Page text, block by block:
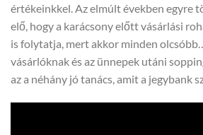
értékeinkkel. Az elmúlt években egyre
elő, hogy a karácsony előtt vásárlási
is folytatja, mert akkor minden
vásárlóknak és az ünnepek utáni
az a néhány jó tanács, amit a jegybank